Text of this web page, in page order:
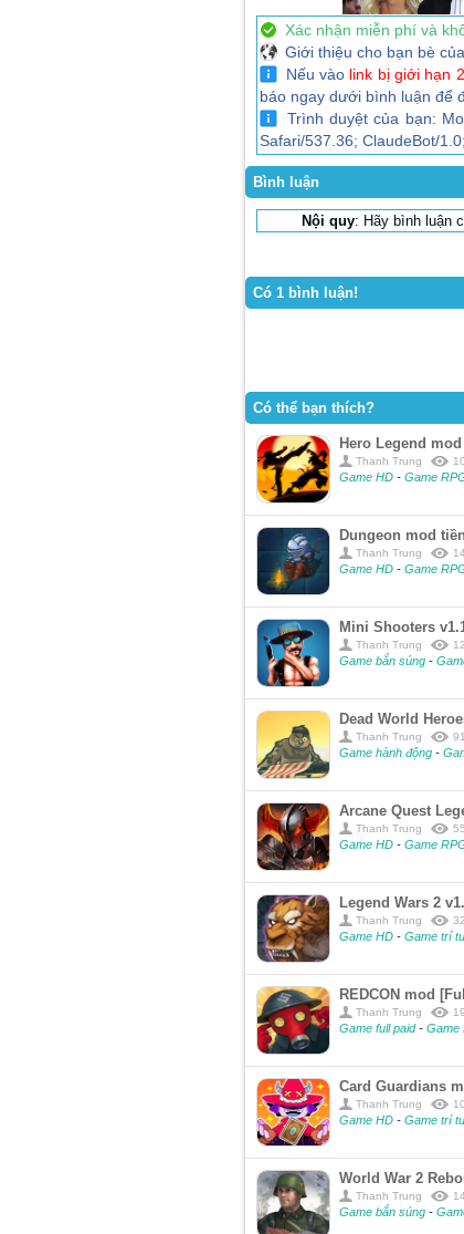
Xác nhận miễn phí và
Giới thiệu cho bạn bè
Nếu vào link bị giới hạn
báo ngay dưới bình luận để
Trình duyệt của bạn:
Safari/537.36; ClaudeBot/
Bình luận
Nội quy: Hãy bình luận
Có 1 bình luận!
Có thể bạn thích?
Hero Legend
Thanh Trung
Game HD - Game
Dungeon mod
Thanh Trung
Game HD - Game
Mini Shooters
Thanh Trung
Game bắn súng -
Dead World
Thanh Trung
Game hành động -
Arcane Quest
Thanh Trung
Game HD - Game
Legend Wars 2
Thanh Trung
Game HD - Game trí
REDCON mod
Thanh Trung
Game full paid- Game
Card Guardians
Thanh Trung
Game HD - Game trí
World War 2
Thanh Trung
Game bắn súng -